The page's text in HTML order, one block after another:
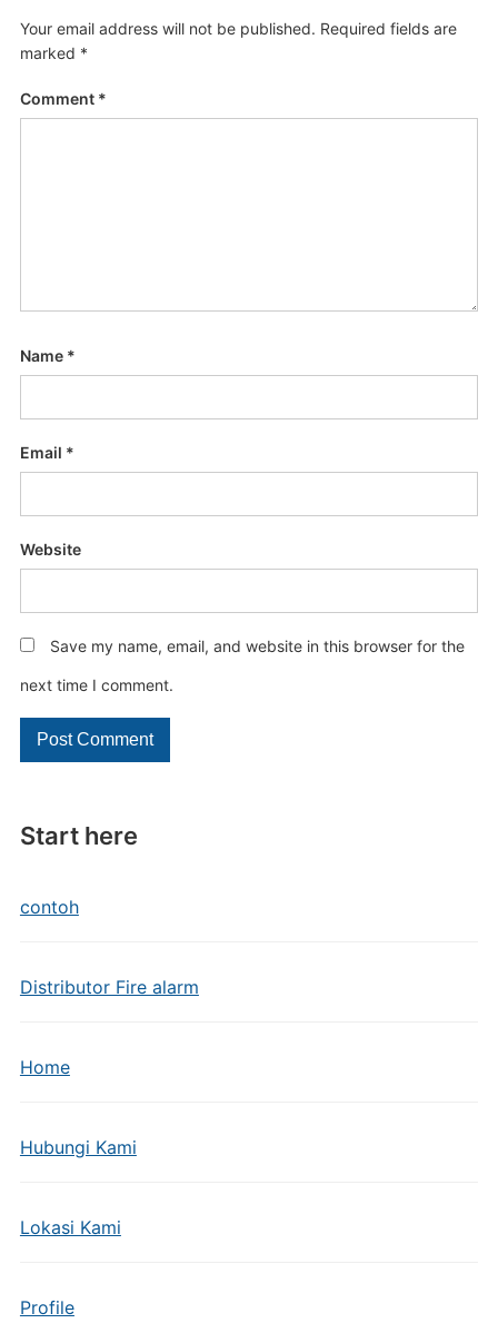
Start here
contoh
Distributor Fire alarm
Home
Hubungi Kami
Lokasi Kami
Profile
Your email address will not be published. Required fields are
marked *
Comment *
Name *
Email *
Website
Save my name, email, and website in this browser for the
next time I comment.